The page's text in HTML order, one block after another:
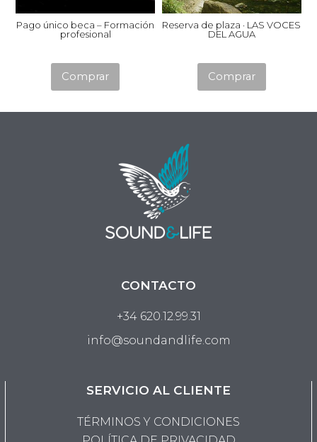
Pago único beca – Formación
profesional
Comprar
Reserva de plaza · LAS VOCES
DEL AGUA
Comprar
CONTACTO
+34 620.12.99.31
info@soundandlife.com
SERVICIO AL CLIENTE
TÉRMINOS Y CONDICIONES